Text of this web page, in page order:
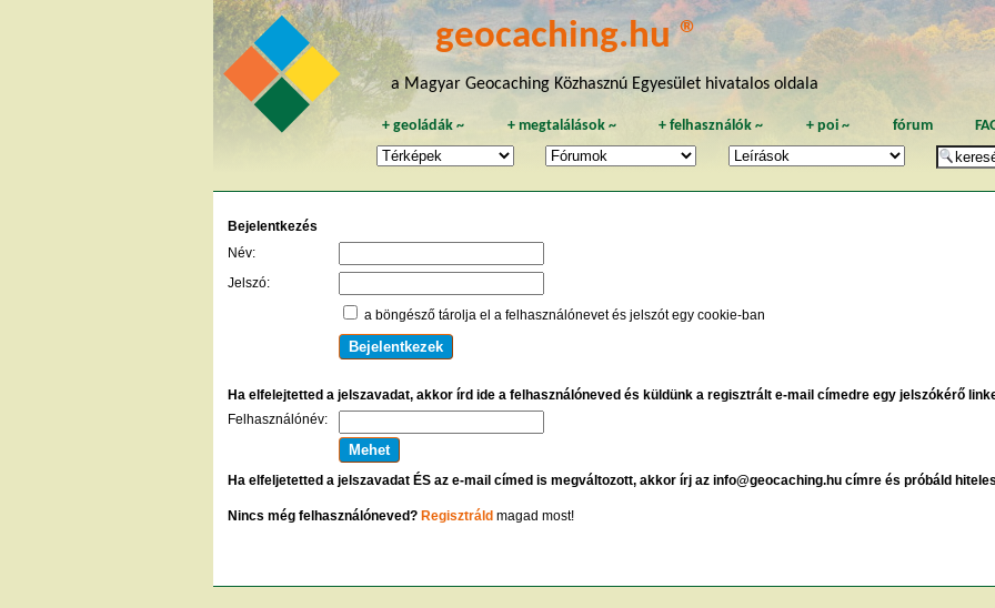
geocaching.hu ®
a Magyar Geocaching Közhasznú Egyesület hivatalos oldala
+geoládák ~ + megtalálások~ +felhasználók ~ + poi~ fórum
Bejelentkezés
Név:
Jelszó:
a böngésző tárolja el a felhasználónevet és jelszót egy cookie-ban
Ha elfelejtetted a jelszavadat, akkor írd ide a felhasználóneved és küldünk a regisztrált e-mail címedre egy jelszókérő
Felhasználónév:
Ha elfeljetetted a jelszavadat ÉS az e-mail címed is megváltozott, akkor írj az info@geocaching.hu címre és próbáld
Nincs még felhasználóneved? Regisztráld magad most!